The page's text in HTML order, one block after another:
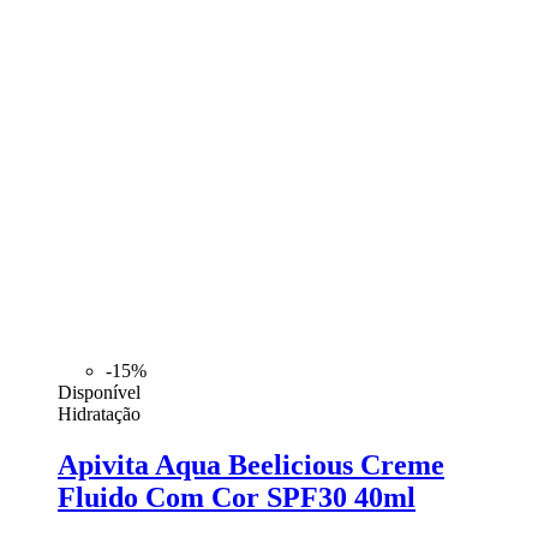
-15%
Disponível
Hidratação
Apivita Aqua Beelicious Creme
Fluido Com Cor SPF30 40ml